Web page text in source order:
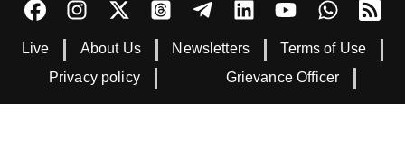
Live About Us Newsletters
Terms of Use
Privacy policy
Grievance Officer